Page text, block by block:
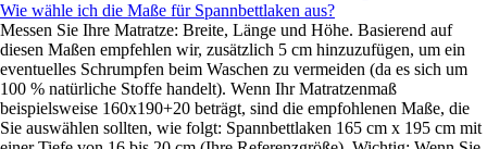
Wie wähle ich die Maße für Spannbettlaken aus?
Messen Sie Ihre Matratze: Breite, Länge und Höhe. Basierend auf
diesen Maßen empfehlen wir, zusätzlich 5 cm hinzuzufügen, um ein
eventuelles Schrumpfen beim Waschen zu vermeiden (da es sich um
100 % natürliche Stoffe handelt). Wenn Ihr Matratzenmaß
beispielsweise 160x190+20 beträgt, sind die empfohlenen Maße, die
Sie auswählen sollten, wie folgt: Spannbettlaken 165 cm x 195 cm mit